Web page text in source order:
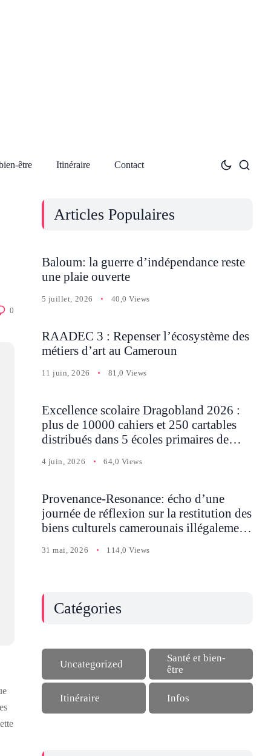
être Itinéraire Contact
0
Articles Populaires
Baloum: la guerre d’indépendance reste
une plaie ouverte
5 juillet, 2026 40,0 Views
RAADEC 3 : Repenser l’écosystème des
métiers d’art au Cameroun
11 juin, 2026 81,0 Views
Excellence scolaire Dragobland 2026 :
plus de 10000 cahiers et 250 cartables
distribués dans 5 écoles primaires de
4 juin, 2026 64,0 Views
Provenance-Resonance: écho d’une
journée de réflexion sur la restitution des
biens culturels camerounais illégalement
31 mai, 2026 114,0 Views
Catégories
Uncategorized
Santé et bien-
être
Itinéraire Infos